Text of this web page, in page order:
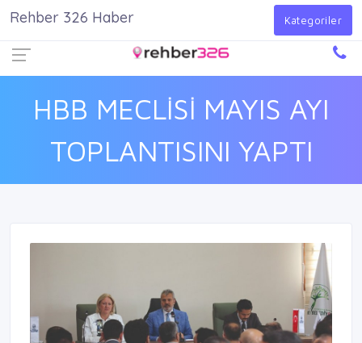
Giriş Yap
HBB MECLİSİ MAYIS AYI
TOPLANTISINI YAPTI
Rehber 326 Haber Kategoriler